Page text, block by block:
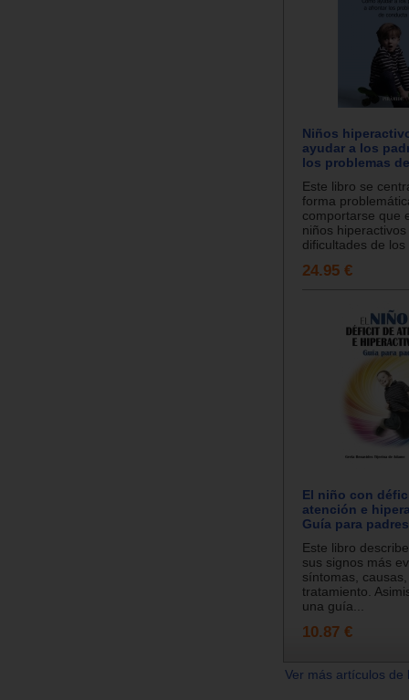
Niños
ayudar a los
los problemas
Este libro se
forma
comportarse que
niños
dificultades de los
24.95 €
El niño con
atención e
Guía para
Este libro
sus signos más
síntomas,
tratamiento.
una guía...
10.87 €
Ver más artículos